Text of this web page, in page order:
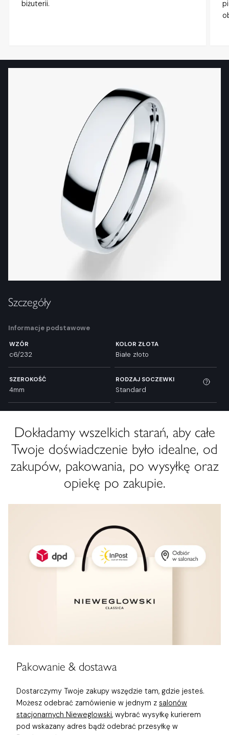
biżuterii.
Szczegóły
Informacje podstawowe
WZÓR
c6/232
KOLOR ZŁOTA
Białe złoto
SZEROKOŚĆ
4mm
RODZAJ SOCZEWKI
Standard
Dokładamy wszelkich starań, aby całe
Twoje doświadczenie było idealne, od
zakupów, pakowania, po wysyłkę oraz
opiekę po zakupie.
Pakowanie & dostawa
Dostarczymy Twoje zakupy wszędzie tam, gdzie jesteś.
Możesz odebrać zamówienie w jednym z salonów
stacjonarnych Nieweglowski, wybrać wysyłkę kurierem
pod wskazany adres bądź odebrać przesyłkę w